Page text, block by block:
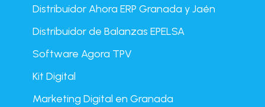
Distribuidor Ahora ERP Granada y Jaén
Distribuidor de Balanzas EPELSA
Software Agora TPV
Kit Digital
Marketing Digital en Granada